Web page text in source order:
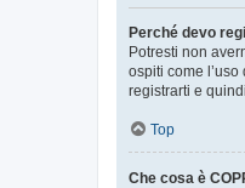
Perché devo
Potresti non
ospiti come
registrarti e
Top
Che cosa è